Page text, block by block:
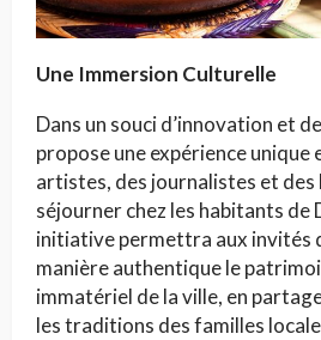
Une Immersion Culturelle
Dans un souci d’innovation et
propose une expérience unique
artistes, des journalistes et des
séjourner chez les habitants de
initiative permettra aux invités
manière authentique le
immatériel de la ville, en
les traditions des familles